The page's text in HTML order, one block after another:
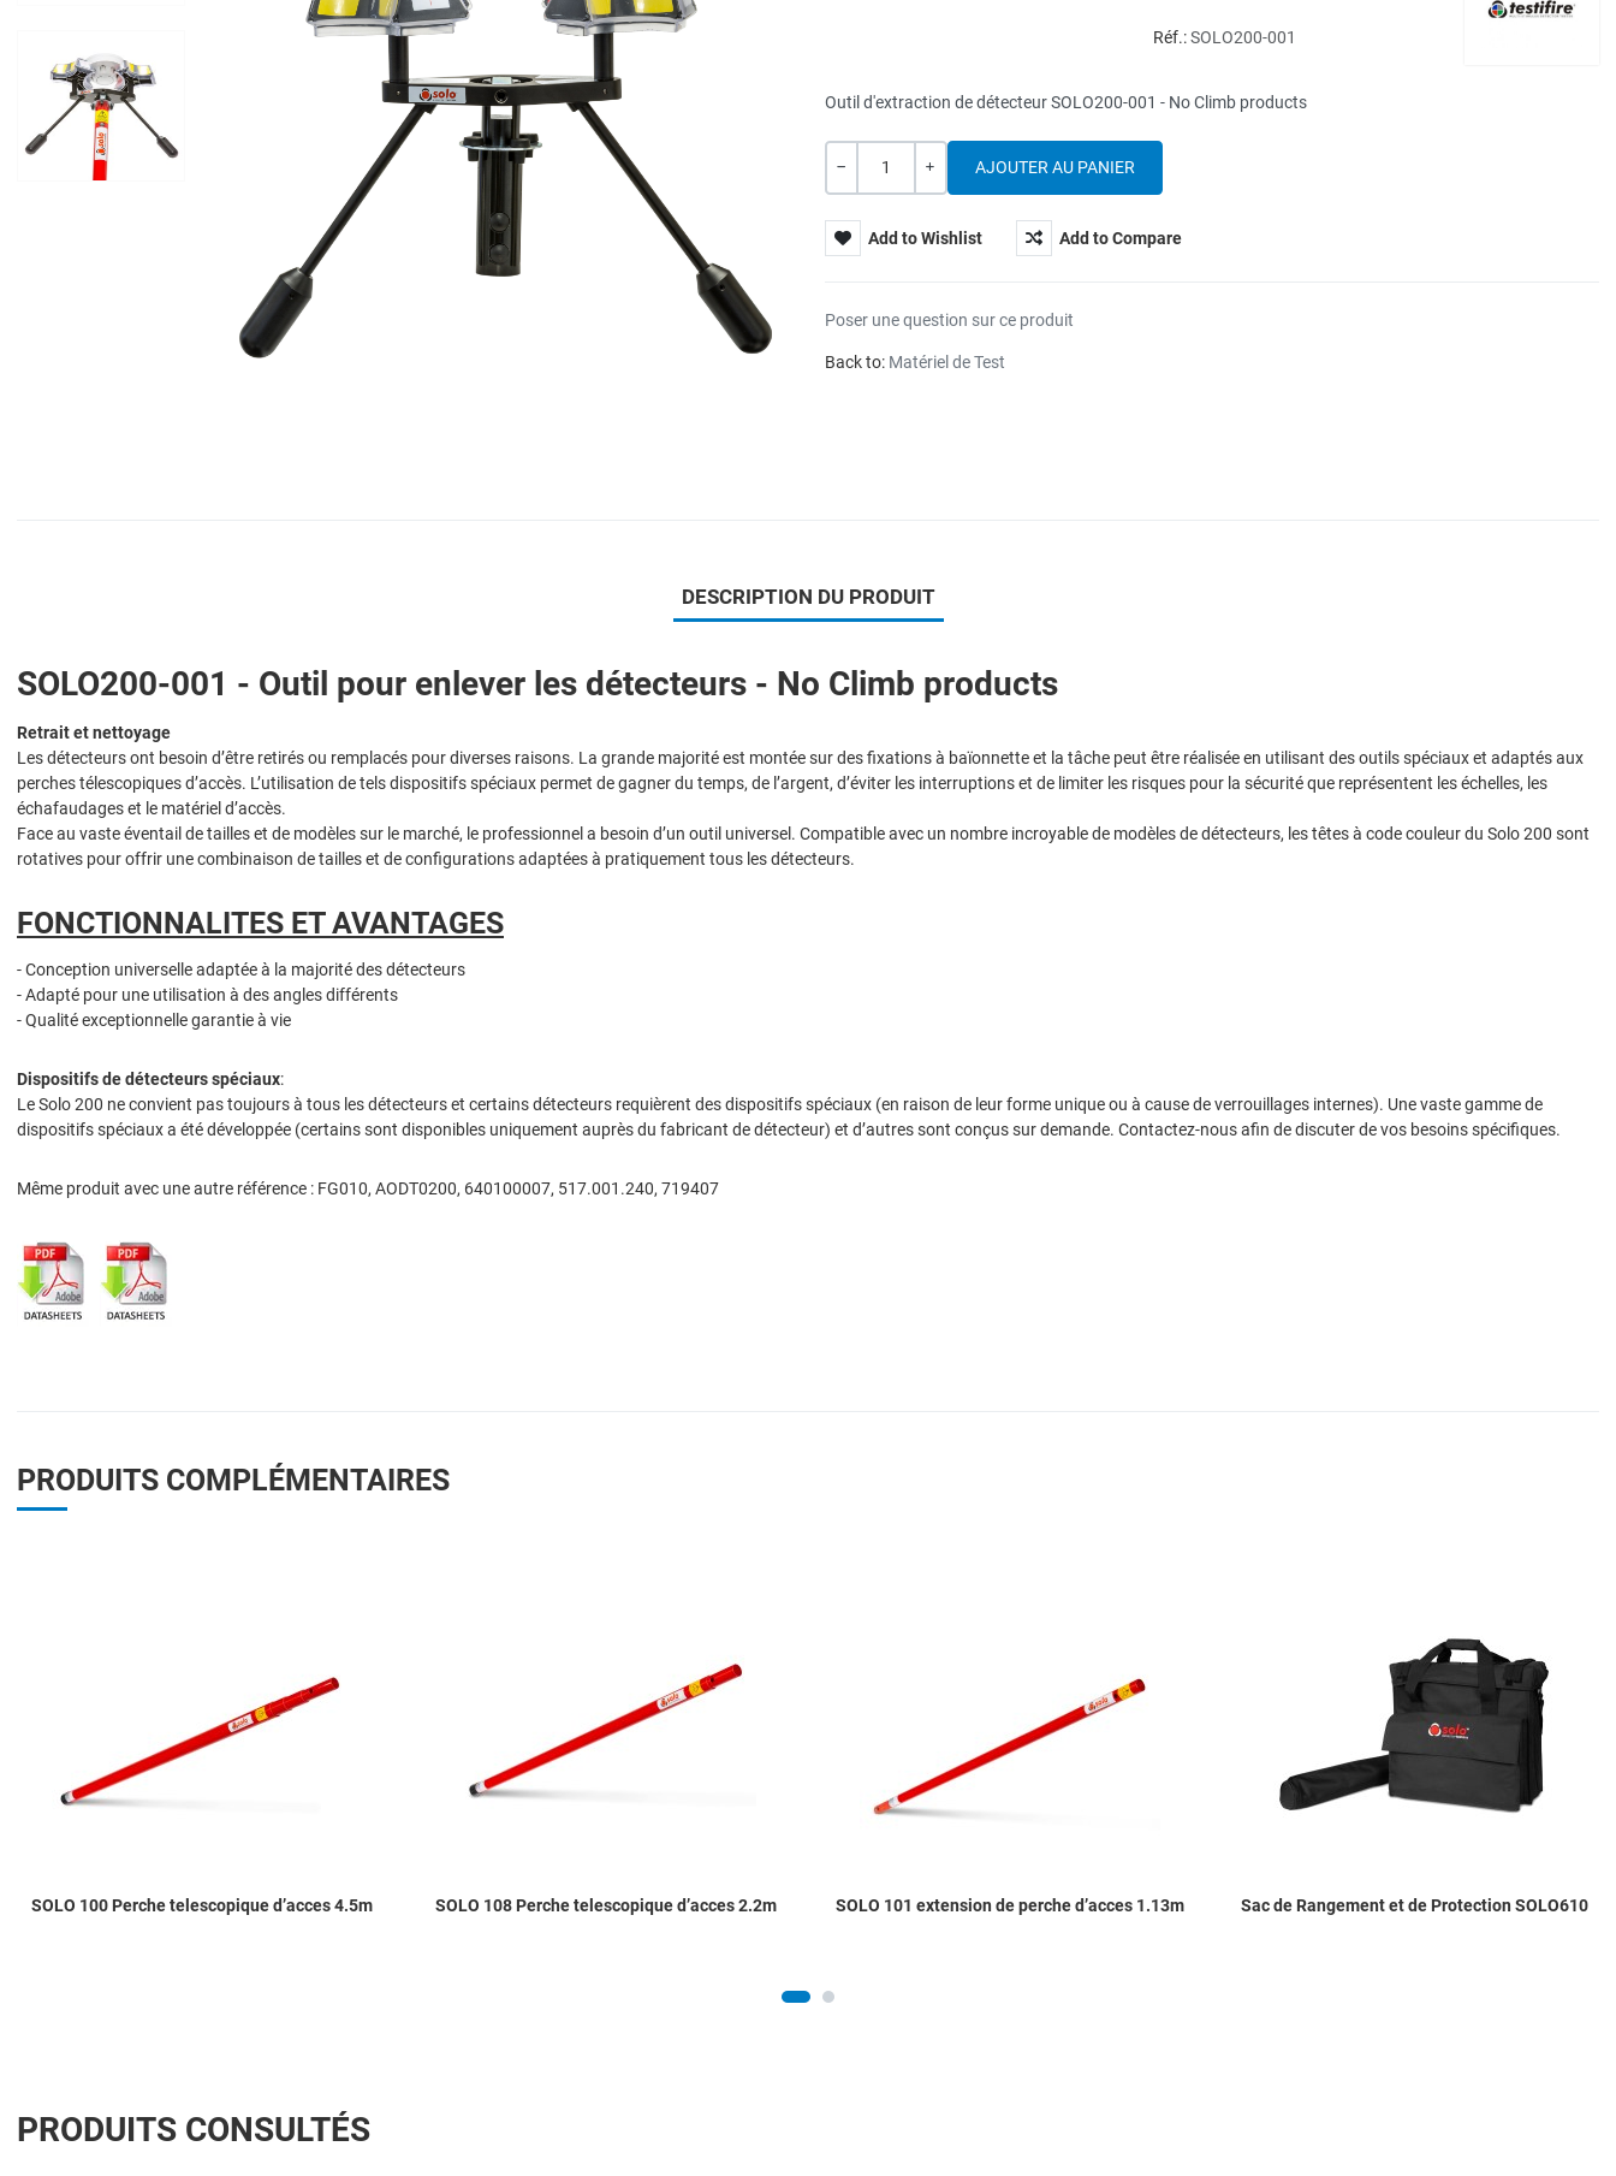
Réf.:SOLO200-001
Outil d'extraction de détecteur SOLO200-001 - No Climb products
Quantité
Add to Wishlist Add to Compare
Poser une question sur ce produit
Back to: Matériel de Test
DESCRIPTION DU PRODUIT
SOLO200-001 - Outil pour enlever les détecteurs - No Climb products
Retrait et nettoyage
Les détecteurs ont besoin d’être retirés ou remplacés pour diverses raisons. La grande majorité est montée sur des fixations à baïonnette et la tâche peut être réalisée en utilisant des outils spéciaux et adaptés aux
perches télescopiques d’accès. L’utilisation de tels dispositifs spéciaux permet de gagner du temps, de l’argent, d’éviter les interruptions et de limiter les risques pour la sécurité que représentent les échelles, les
échafaudages et le matériel d’accès.
Face au vaste éventail de tailles et de modèles sur le marché, le professionnel a besoin d’un outil universel. Compatible avec un nombre incroyable de modèles de détecteurs, les têtes à code couleur du Solo 200 sont
rotatives pour offrir une combinaison de tailles et de configurations adaptées à pratiquement tous les détecteurs.
FONCTIONNALITES ET AVANTAGES
- Conception universelle adaptée à la majorité des détecteurs
- Adapté pour une utilisation à des angles différents
- Qualité exceptionnelle garantie à vie
Dispositifs de détecteurs spéciaux:
Le Solo 200 ne convient pas toujours à tous les détecteurs et certains détecteurs requièrent des dispositifs spéciaux (en raison de leur forme unique ou à cause de verrouillages internes). Une vaste gamme de
dispositifs spéciaux a été développée (certains sont disponibles uniquement auprès du fabricant de détecteur) et d’autres sont conçus sur demande. Contactez-nous afin de discuter de vos besoins spécifiques.
Même produit avec une autre référence : FG010, AODT0200, 640100007, 517.001.240, 719407
PRODUITS COMPLÉMENTAIRES
SOLO 100 Perche telescopique d’acces 4.5m SOLO 108 Perche telescopique d’acces 2.2m SOLO 101 extension de perche d’acces 1.13m Sac de Rangement et de Protection SOLO610
PRODUITS CONSULTÉS